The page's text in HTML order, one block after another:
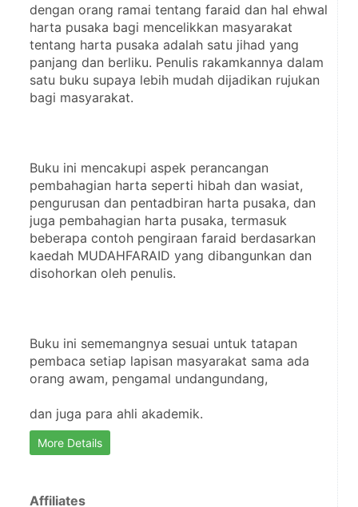
dengan orang ramai tentang faraid dan hal ehwal
harta pusaka bagi mencelikkan masyarakat
tentang harta pusaka adalah satu jihad yang
panjang dan berliku. Penulis rakamkannya dalam
satu buku supaya lebih mudah dijadikan rujukan
bagi masyarakat.
Buku ini mencakupi aspek perancangan
pembahagian harta seperti hibah dan wasiat,
pengurusan dan pentadbiran harta pusaka, dan
juga pembahagian harta pusaka, termasuk
beberapa contoh pengiraan faraid berdasarkan
kaedah MUDAHFARAID yang dibangunkan dan
disohorkan oleh penulis.
Buku ini sememangnya sesuai untuk tatapan
pembaca setiap lapisan masyarakat sama ada
orang awam, pengamal undangundang,
dan juga para ahli akademik.
More Details
Affiliates